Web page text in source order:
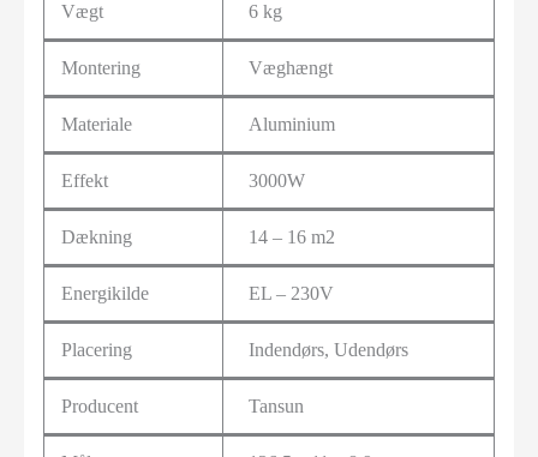
Vægt 6 kg
Montering Væghængt
Materiale Aluminium
Effekt 3000W
Dækning 14 – 16 m2
Energikilde EL – 230V
Placering Indendørs, Udendørs
Producent Tansun